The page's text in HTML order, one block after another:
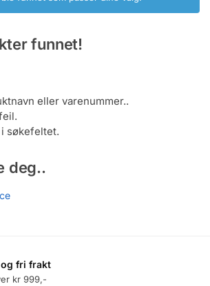
funnet!
eller varenummer..
søkefeltet.
deg..
og fri frakt
kr 999,-